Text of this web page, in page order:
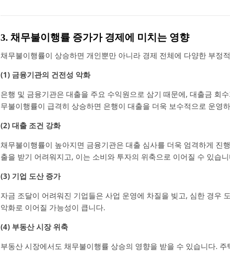
3. 채무불이행률 증가가 경제에 미치는 영향
채무불이행률이 상승하면 개인뿐만 아니라 경제 전체에 다양한 부정
(1) 금융기관의 건전성 악화
은행 및 금융기관은 대출을 주요 수익원으로 삼기 때문에, 대출금 회
무불이행률이 급격히 상승하면 은행이 대출을 더욱 보수적으로 운영
(2) 대출 조건 강화
채무불이행률이 높아지면 금융기관은 대출 심사를 더욱 엄격하게 진
출을 받기 어려워지고, 이는 소비와 투자의 위축으로 이어질 수 있습
(3) 기업 도산 증가
자금 조달이 어려워진 기업들은 사업 운영에 차질을 빚고, 심한 경우
악화로 이어질 가능성이 큽니다.
(4) 부동산 시장 위축
부동산 시장에서도 채무불이행률 상승의 영향을 받을 수 있습니다.